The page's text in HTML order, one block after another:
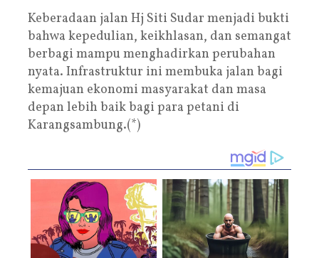
Keberadaan jalan Hj Siti Sudar menjadi bukti
bahwa kepedulian, keikhlasan, dan semangat
berbagi mampu menghadirkan perubahan
nyata. Infrastruktur ini membuka jalan bagi
kemajuan ekonomi masyarakat dan masa
depan lebih baik bagi para petani di
Karangsambung.(*)